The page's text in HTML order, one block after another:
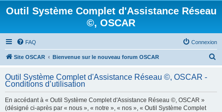
Outil Système Complet d'Assistance Réseau
©, OSCAR
FAQ Connexion
Site OSCAR Bienvenue sur le nouveau forum OSCAR
h
Outil Système Complet d'Assistance Réseau ©, OSCAR -
Conditions d’utilisation
En accédant à « Outil Système Complet d'Assistance Réseau ©, OSCAR »
(désigné ci-après par « nous », « notre », « nos », « Outil Système Complet